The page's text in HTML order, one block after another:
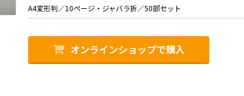
A4変形判／10ページ・ジャバラ折／50部セット
オンラインショップで購入